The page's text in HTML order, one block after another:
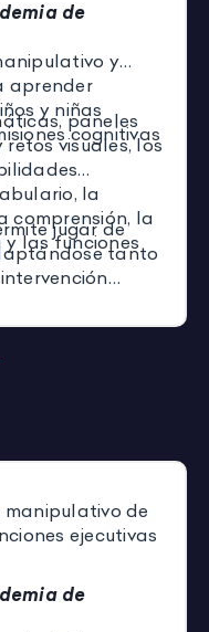
de
y
aprender
y niñas
cognitivas
paneles
visuales, los
la
comprensión, la
y las funciones
jugar de
tanto
manipulativo de
ejecutivas
de